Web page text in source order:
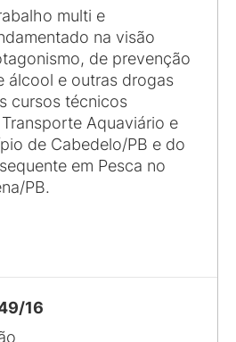
multi e
na visão
de prevenção
álcool e outras drogas
cursos técnicos
Aquaviário e
de Cabedelo/PB e do
em Pesca no
PB.
16